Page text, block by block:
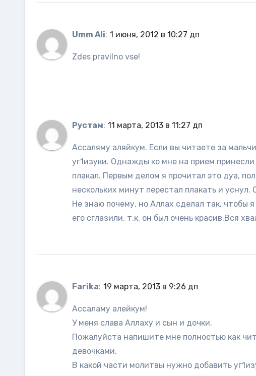
Umm Ali: 1 июня, 2012 в 10:27 дп
Zdes pravilno vse!
Рустам: 11 марта, 2013 в 11:27 дп
Ассаляму аляйкум. Если вы читаете за
уг1изуки. Однажды ко мне на прием
плакал. Первым делом я прочитал это дуа,
нескольких минут перестал плакать и уснул.
Не знаю почему, но Аллах сделал так, чтобы
его сглазили, т.к. он был очень красив.Вся
Farika: 19 марта, 2013 в 9:26 дп
Ассаламу алейкум!
У меня слава Аллаху и сын и дочки.
Пожалуйста напишите мне полностью как
девочками.
В какой части молитвы нужно добавить